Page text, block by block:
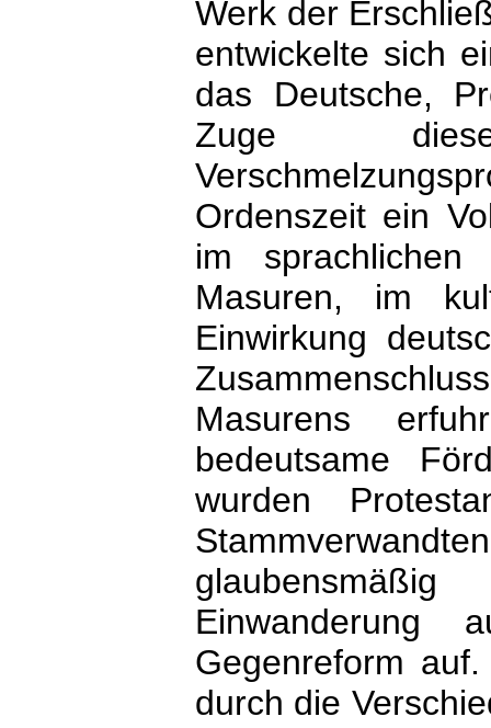
Werk der
entwickelte sich
das Deutsche,
Zuge
Ordenszeit ein
im
Masuren, im
Einwirkung
Masurens
bedeutsame
wurden
Gegenreform
durch die